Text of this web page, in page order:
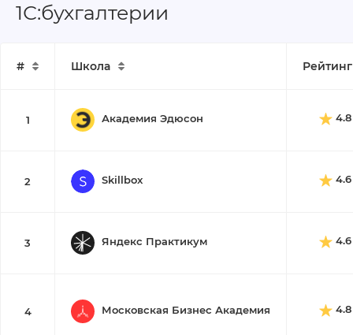
1С:бухгалтерии
# Школа Рейтинг
1 Академия Эдюсон 4.8
2 Skillbox 4.6
3 Яндекс Практикум 4.6
4 Московская Бизнес Академия 4.8